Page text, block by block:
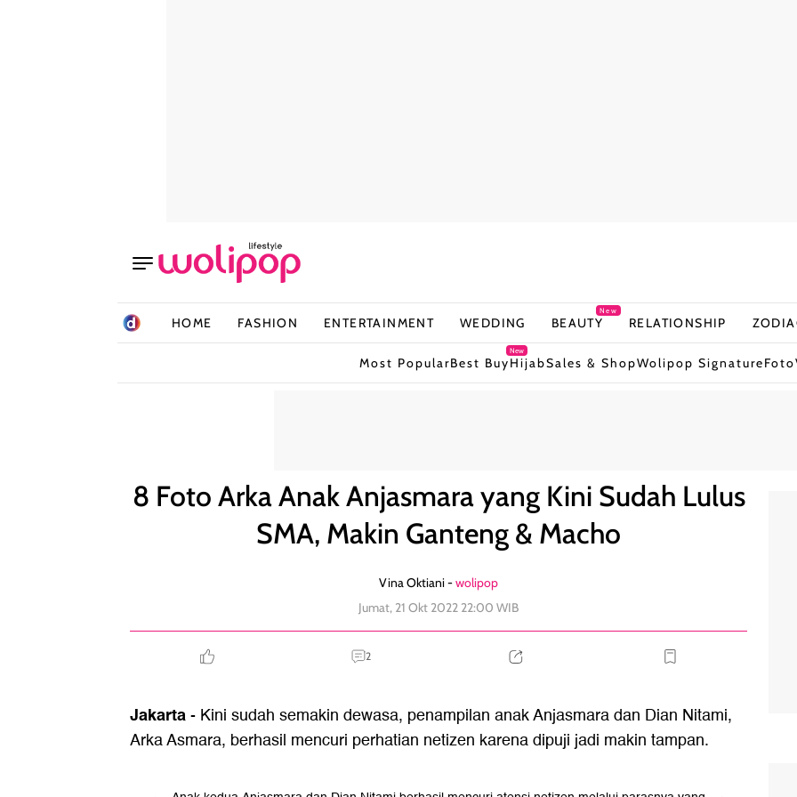
HOME FASHION ENTERTAINMENT WEDDING BEAUTY
New
RELATIONSHIP
Most PopularBest Buy
New
HijabSales & ShopWolipop SignatureFoto
8 Foto Arka Anak Anjasmara yang Kini Sudah Lulus
SMA, Makin Ganteng & Macho
Vina Oktiani -wolipop
Jumat, 21 Okt 2022 22:00 WIB
2
Jakarta- Kini sudah semakin dewasa, penampilan anak Anjasmara dan Dian Nitami,
Arka Asmara, berhasil mencuri perhatian netizen karena dipuji jadi makin tampan.